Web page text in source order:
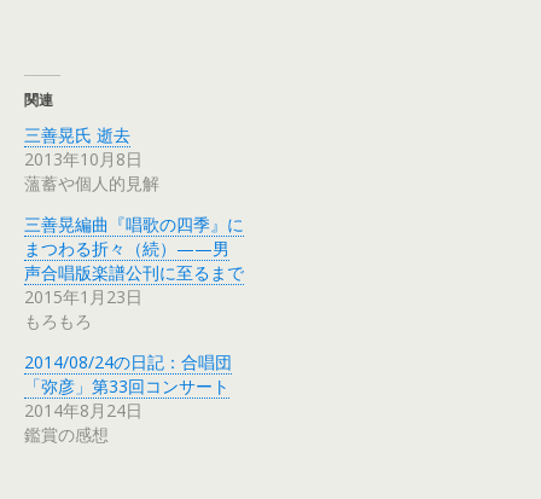
関連
三善晃氏 逝去
2013年10月8日
薀蓄や個人的見解
三善晃編曲『唱歌の四季』に
まつわる折々（続）——男
声合唱版楽譜公刊に至るまで
2015年1月23日
もろもろ
2014/08/24の日記：合唱団
「弥彦」第33回コンサート
2014年8月24日
鑑賞の感想